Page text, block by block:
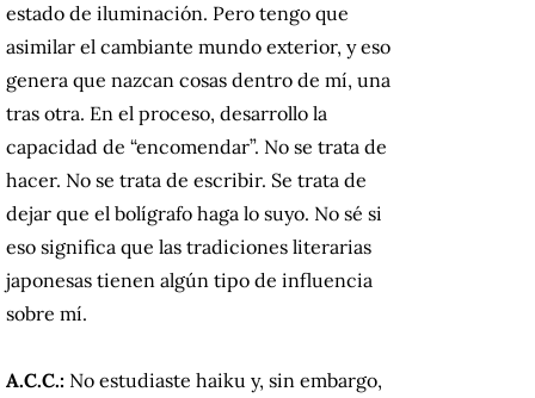
estado de iluminación. Pero tengo que
asimilar el cambiante mundo exterior, y eso
genera que nazcan cosas dentro de mí, una
tras otra. En el proceso, desarrollo la
capacidad de “encomendar”. No se trata de
hacer. No se trata de escribir. Se trata de
dejar que el bolígrafo haga lo suyo. No sé si
eso significa que las tradiciones literarias
japonesas tienen algún tipo de influencia
sobre mí.
A.C.C.: No estudiaste haiku y, sin embargo,